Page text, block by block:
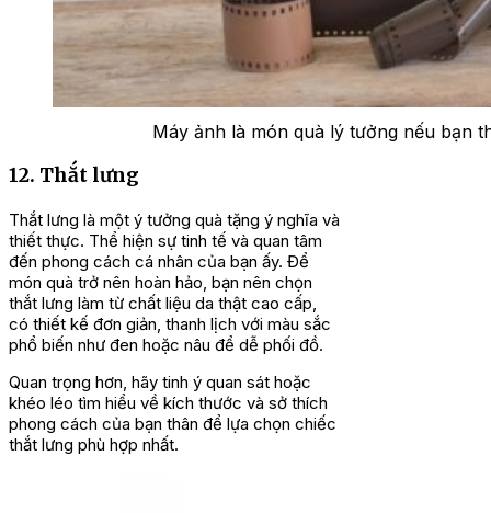
Máy ảnh là món quà lý tưởng nếu bạn
12. Thắt lưng
Thắt lưng là một ý tưởng quà tặng ý nghĩa và
thiết thực. Thể hiện sự tinh tế và quan tâm
đến phong cách cá nhân của bạn ấy. Để
món quà trở nên hoàn hảo, bạn nên chọn
thắt lưng làm từ chất liệu da thật cao cấp,
có thiết kế đơn giản, thanh lịch với màu sắc
phổ biến như đen hoặc nâu để dễ phối đồ.
Quan trọng hơn, hãy tinh ý quan sát hoặc
khéo léo tìm hiểu về kích thước và sở thích
phong cách của bạn thân để lựa chọn chiếc
thắt lưng phù hợp nhất.